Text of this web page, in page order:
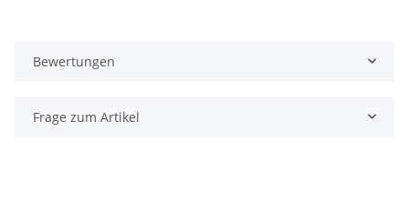
Bewertungen
Frage zum Artikel